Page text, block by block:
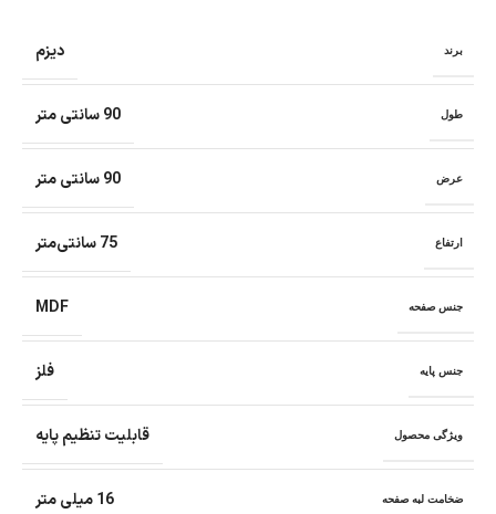
برند دیزم
طول 90 سانتی متر
عرض 90 سانتی متر
ارتفاع 75 سانتی‌متر
جنس صفحه MDF
جنس پایه فلز
ویژگی محصول قابلیت تنظیم پایه
ضخامت لبه صفحه 16 میلی متر